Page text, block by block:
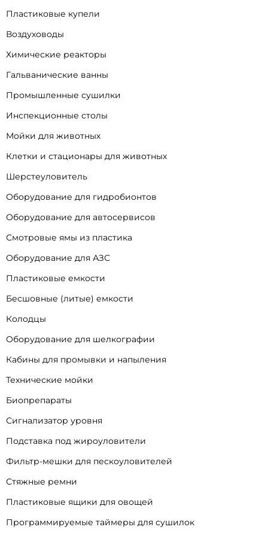
Пластиковые купели
Воздуховоды
Химические реакторы
Гальванические ванны
Промышленные сушилки
Инспекционные столы
Мойки для животных
Клетки и стационары для животных
Шерстеуловитель
Оборудование для гидробионтов
Оборудование для автосервисов
Смотровые ямы из пластика
Оборудование для АЗС
Пластиковые емкости
Бесшовные (литые) емкости
Колодцы
Оборудование для шелкографии
Кабины для промывки и напыления
Технические мойки
Биопрепараты
Сигнализатор уровня
Подставка под жироуловители
Фильтр-мешки для пескоуловителей
Стяжные ремни
Пластиковые ящики для овощей
Программируемые таймеры для сушилок